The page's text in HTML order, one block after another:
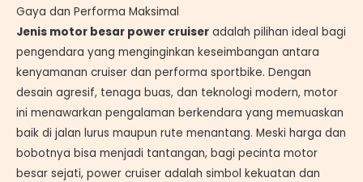
Gaya dan Performa Maksimal
Jenis motor besar power cruiser adalah pilihan ideal bagi
pengendara yang menginginkan keseimbangan antara
kenyamanan cruiser dan performa sportbike. Dengan
desain agresif, tenaga buas, dan teknologi modern, motor
ini menawarkan pengalaman berkendara yang memuaskan
baik di jalan lurus maupun rute menantang. Meski harga dan
bobotnya bisa menjadi tantangan, bagi pecinta motor
besar sejati, power cruiser adalah simbol kekuatan dan